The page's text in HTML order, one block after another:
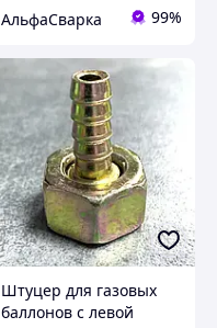
АльфаСварка 99%
Штуцер для газовых
баллонов с левой